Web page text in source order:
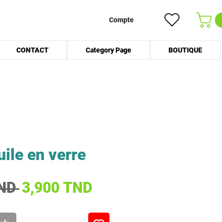
Compte
CONTACT Category Page BOUTIQUE
en verre
Prix original
3,900 TNDPrix promotionnel